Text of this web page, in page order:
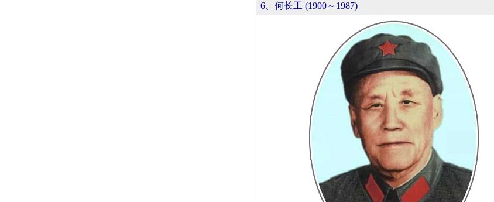
6、何长工 (1900～1987)